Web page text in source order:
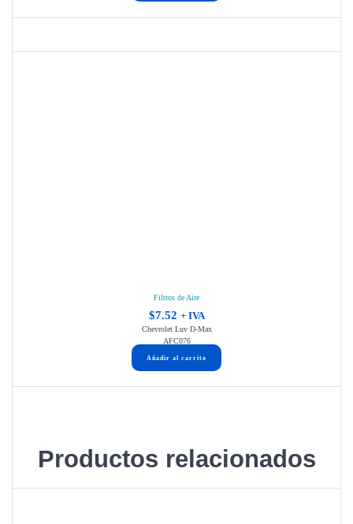
Filtros de Aire
$7.52 + IVA
Chevrolet Luv D-Max
AFC076
Añadir al carrito
Productos relacionados